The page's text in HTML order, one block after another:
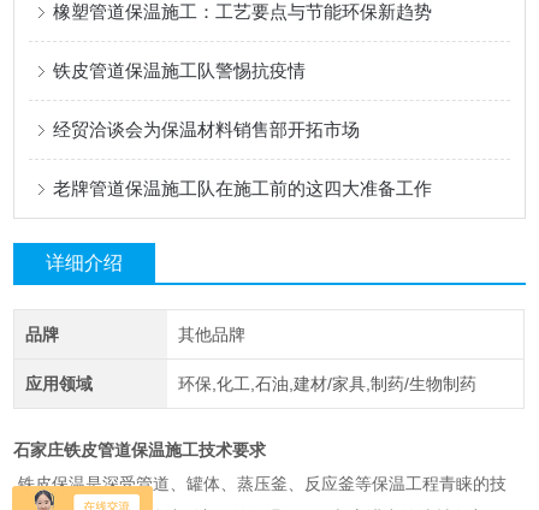
橡塑管道保温施工：工艺要点与节能环保新趋势
铁皮管道保温施工队警惕抗疫情
经贸洽谈会为保温材料销售部开拓市场
老牌管道保温施工队在施工前的这四大准备工作
详细介绍
品牌 其他品牌
应用领域 环保,化工,石油,建材/家具,制药/生物制药
石家庄铁皮管道保温施工技术要求
铁皮保温是深受管道、罐体、蒸压釜、反应釜等保温工程青睐的技